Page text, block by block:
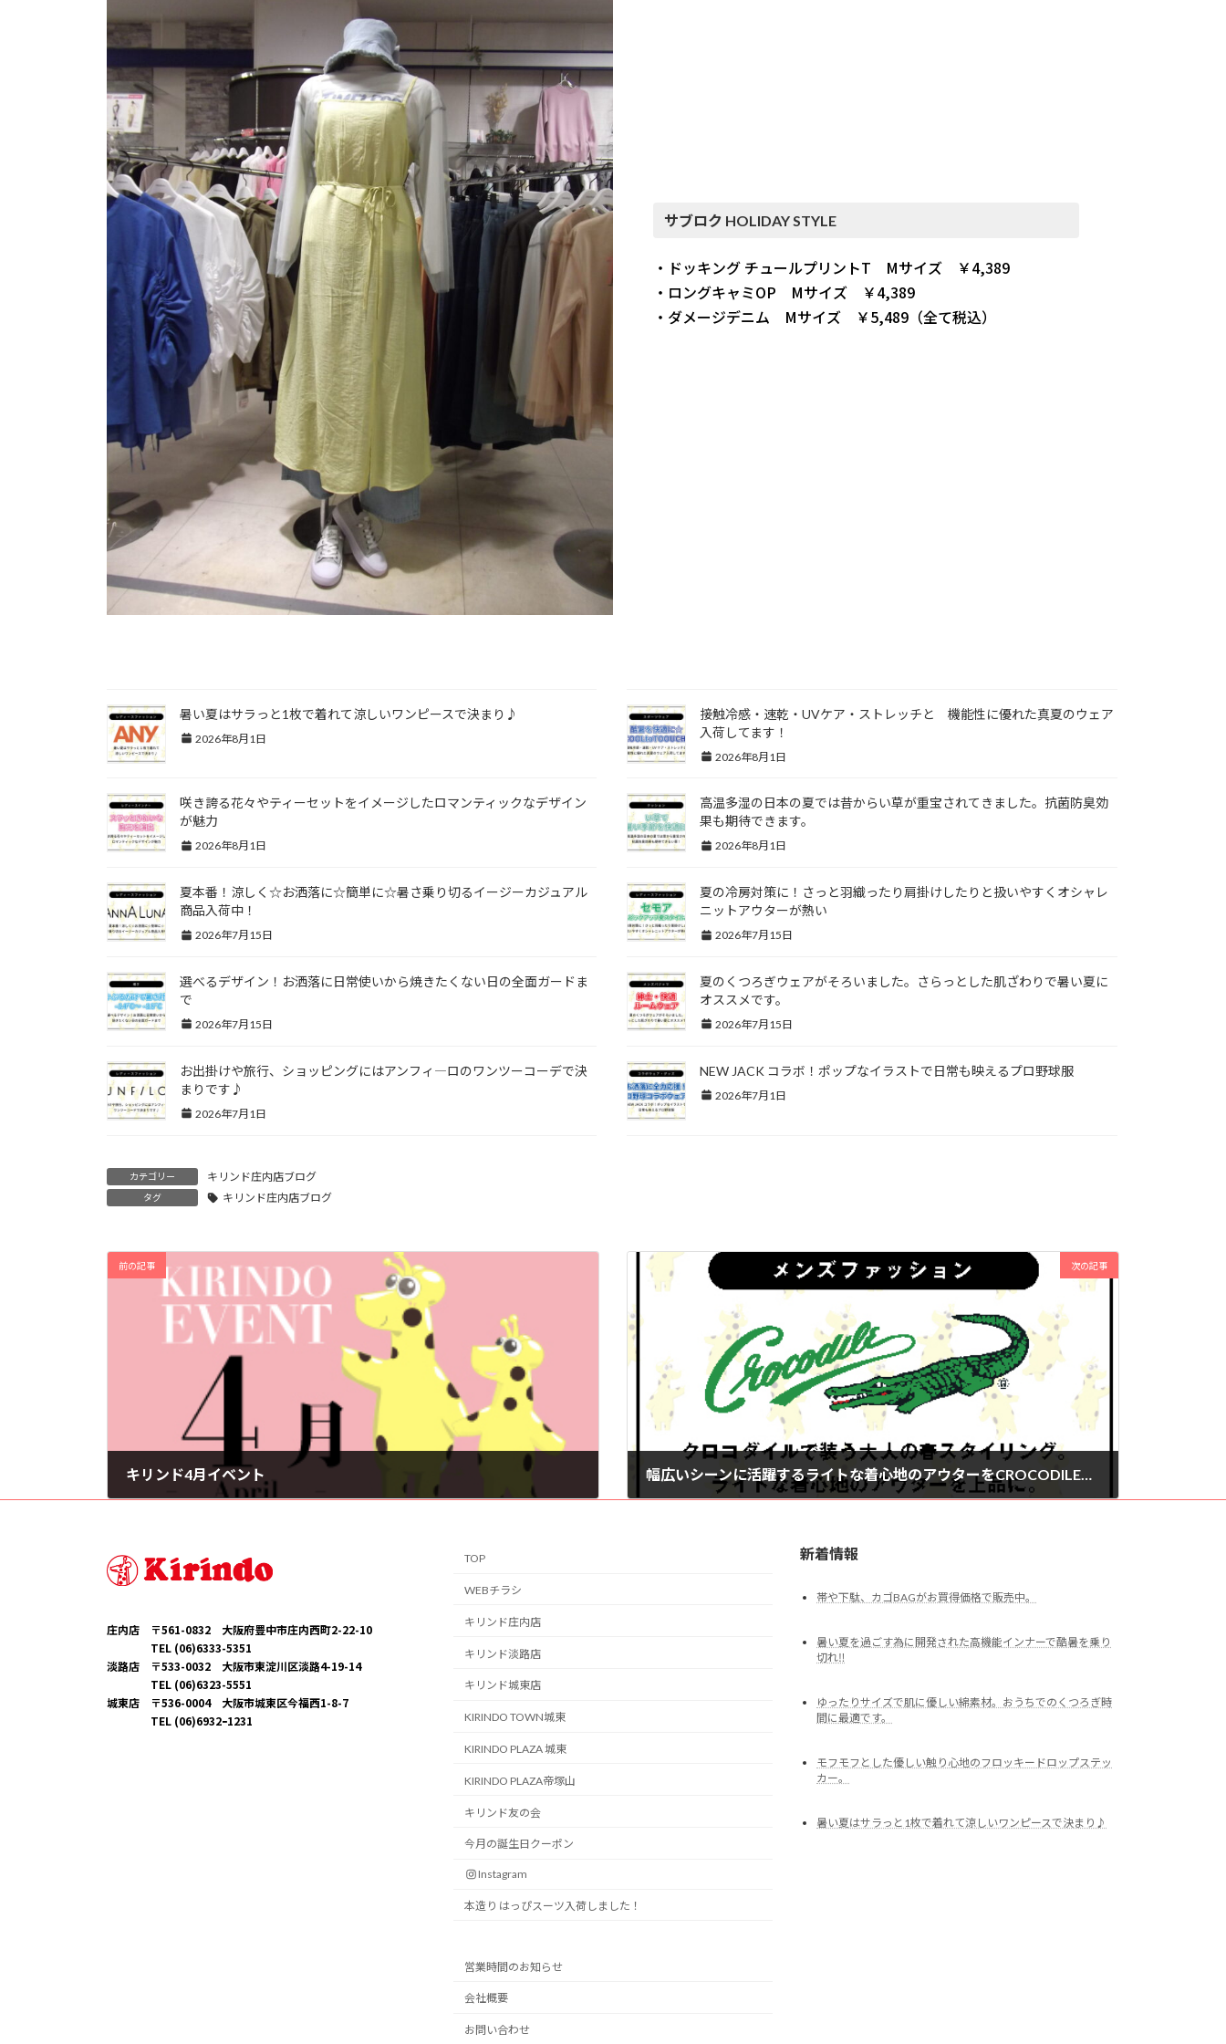
サブロク HOLIDAY STYLE
・ドッキング チュールプリントT Mサイズ ￥4,389
・ロングキャミOP Mサイズ ￥4,389
・ダメージデニム Mサイズ ￥5,489（全て税込）
暑い夏はサラっと1枚で着れて涼しいワンピースで決まり♪
2026年8月1日
接触冷感・速乾・UVケア・ストレッチと 機能性に優れた真夏のウェア
入荷してます！
2026年8月1日
咲き誇る花々やティーセットをイメージしたロマンティックなデザイン
が魅力
2026年8月1日
高温多湿の日本の夏では昔からい草が重宝されてきました。抗菌防臭効
果も期待できます。
2026年8月1日
夏本番！涼しく☆お洒落に☆簡単に☆暑さ乗り切るイージーカジュアル
商品入荷中！
2026年7月15日
夏の冷房対策に！さっと羽織ったり肩掛けしたりと扱いやすくオシャレ
ニットアウターが熱い
2026年7月15日
選べるデザイン！お洒落に日常使いから焼きたくない日の全面ガードま
で
2026年7月15日
夏のくつろぎウェアがそろいました。さらっとした肌ざわりで暑い夏に
オススメです。
2026年7月15日
お出掛けや旅行、ショッピングにはアンフィ―ロのワンツーコーデで決
まりです♪
2026年7月1日
NEW JACK コラボ！ポップなイラストで日常も映えるプロ野球服
2026年7月1日
カテゴリー キリンド庄内店ブログ
タグ キリンド庄内店ブログ
前の記事
キリンド4月イベント
次の記事
庄内店 〒561-0832 大阪府豊中市庄内西町2-22-10
TEL (06)6333-5351
淡路店 〒533-0032 大阪市東淀川区淡路4-19-14
TEL (06)6323-5551
城東店 〒536-0004 大阪市城東区今福西1-8-7
TEL (06)6932ｰ1231
TOP
WEBチラシ
キリンド庄内店
キリンド淡路店
キリンド城東店
KIRINDO TOWN城東
KIRINDO PLAZA 城東
KIRINDO PLAZA帝塚山
キリンド友の会
今月の誕生日クーポン
Instagram
本造り はっぴスーツ入荷しました！
営業時間のお知らせ
会社概要
お問い合わせ
新着情報
帯や下駄、カゴBAGがお買得価格で販売中。
暑い夏を過ごす為に開発された高機能インナーで酷暑を乗り
切れ‼
ゆったりサイズで肌に優しい綿素材。おうちでのくつろぎ時
間に最適です。
モフモフとした優しい触り心地のフロッキードロップステッ
カー。
暑い夏はサラっと1枚で着れて涼しいワンピースで決まり♪